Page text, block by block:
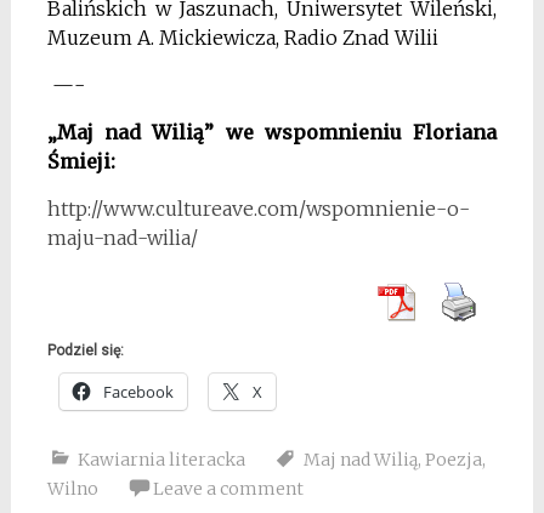
Balińskich w Jaszunach, Uniwersytet Wileński,
Muzeum A. Mickiewicza, Radio Znad Wilii
—-
„Maj nad Wilią” we wspomnieniu Floriana
Śmieji:
http://www.cultureave.com/wspomnienie-o-
maju-nad-wilia/
Podziel się:
Facebook X
Kawiarnia literacka Maj nad Wilią, Poezja,
Wilno
Leave a comment